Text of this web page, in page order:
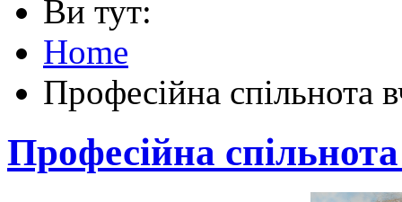
Ви тут:
Home
Професійна спільнота
Професійна